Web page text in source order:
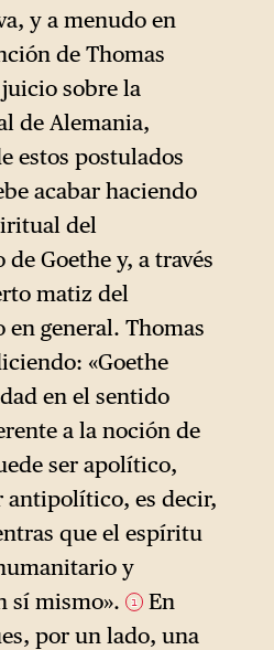
y a menudo en
de Thomas
sobre la
de Alemania,
estos postulados
acabar haciendo
del
Goethe y, a través
matiz del
general. Thomas
«Goethe
en el sentido
a la noción de
ser apolítico,
antipolítico, es decir,
que el espíritu
y
sí mismo».
1 En
por un lado, una